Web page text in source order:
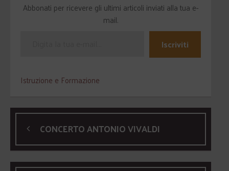
Abbonati per ricevere gli ultimi articoli inviati alla tua e-
mail.
Iscriviti
Istruzione e Formazione
CONCERTO ANTONIO VIVALDI